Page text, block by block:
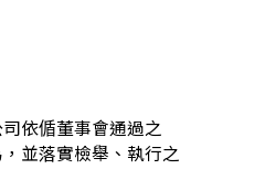
依偱董事會通過之
並落實檢舉、執行之